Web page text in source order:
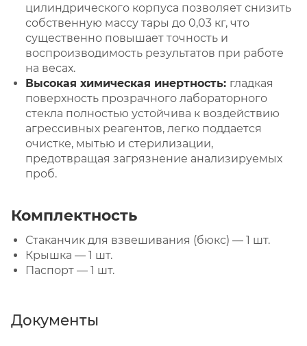
цилиндрического корпуса позволяет снизить
собственную массу тары до 0,03 кг, что
существенно повышает точность и
воспроизводимость результатов при работе
на весах.
Высокая химическая инертность: гладкая
поверхность прозрачного лабораторного
стекла полностью устойчива к воздействию
агрессивных реагентов, легко поддается
очистке, мытью и стерилизации,
предотвращая загрязнение анализируемых
проб.
Комплектность
Стаканчик для взвешивания (бюкс) — 1 шт.
Крышка — 1 шт.
Паспорт — 1 шт.
Документы